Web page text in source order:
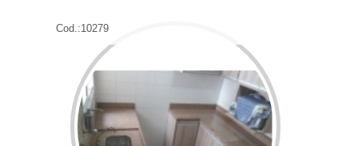
Cod.:10279